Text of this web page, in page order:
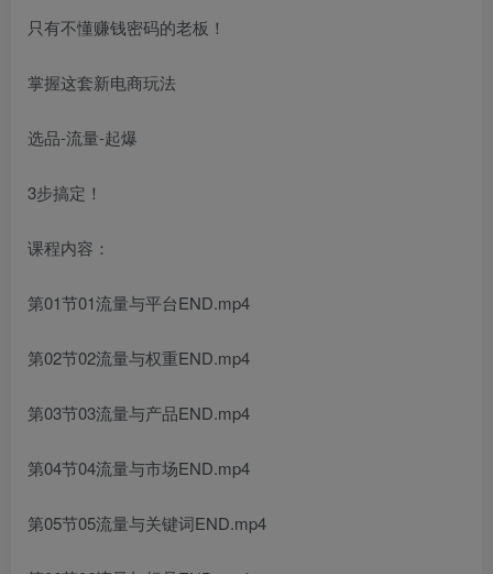
只有不懂赚钱密码的老板！
掌握这套新电商玩法
选品-流量-起爆
3步搞定！
课程内容：
第01节01流量与平台END.mp4
第02节02流量与权重END.mp4
第03节03流量与产品END.mp4
第04节04流量与市场END.mp4
第05节05流量与关键词END.mp4